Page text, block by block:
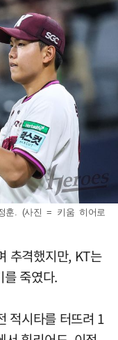
훈. (사진 = 키움 히어로
추격했지만, KT는
죽였다.
적시타를 터뜨려 1